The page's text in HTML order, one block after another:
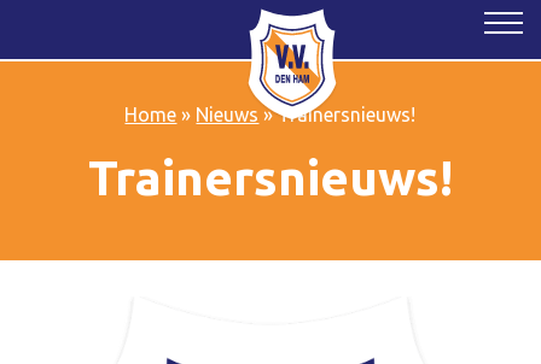
Home » Nieuws »Trainersnieuws!
Trainersnieuws!